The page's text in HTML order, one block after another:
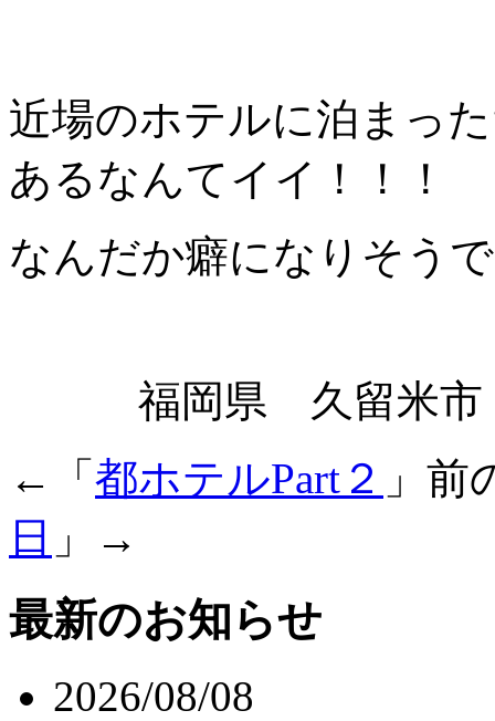
近場のホテルに泊まっ
あるなんてイイ！！！
なんだか癖になりそう
福岡県 久留米市
←「 都ホテルPart２ 」
日 」→
最新のお知らせ
2026/08/08